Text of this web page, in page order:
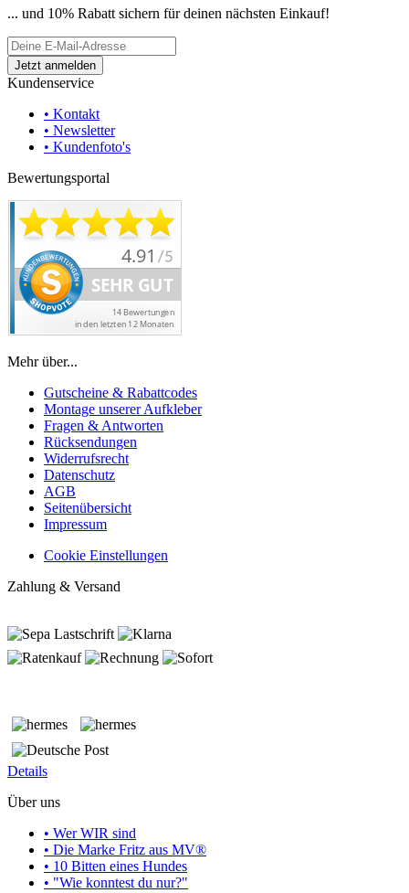
... und 10% Rabatt sichern für deinen nächsten Einkauf!
Kundenservice
• Kontakt
• Newsletter
• Kundenfoto's
Bewertungsportal
Mehr über...
Gutscheine & Rabattcodes
Montage unserer Aufkleber
Fragen & Antworten
Rücksendungen
Widerrufsrecht
Datenschutz
AGB
Seitenübersicht
Impressum
Cookie Einstellungen
Zahlung & Versand
Details
Über uns
• Wer WIR sind
• Die Marke Fritz aus MV®
• 10 Bitten eines Hundes
• "Wie konntest du nur?"